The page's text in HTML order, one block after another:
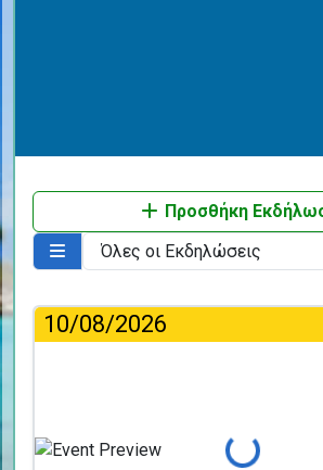
Προσθήκη
10/08/2026
Φόρτωση...